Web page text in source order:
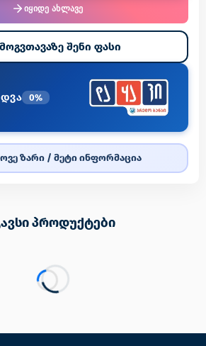
იყიდე ახლავე
შენი ფასი
0%
ზარი / მეტი ინფორმაცია
პროდუქტები